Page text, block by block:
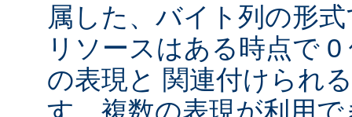
属した、バイト列の形
リソースはある時点で
の表現と 関連付けられ
す。複数の表現が利用